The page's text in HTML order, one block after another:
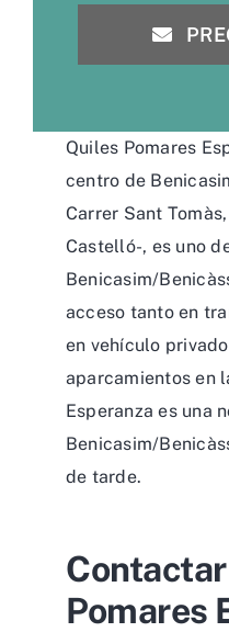
Quiles Pomares
centro de
Carrer Sant
Castelló-, es uno
Benicasim/
acceso tanto en
en vehículo
aparcamientos en
Esperanza es una
Benicasim/
de tarde.
Pomares